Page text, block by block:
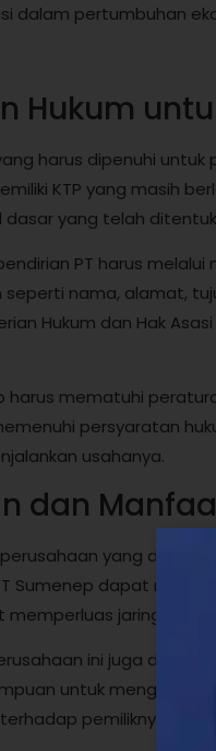
dalam pertumbuhan
Hukum
harus dipenuhi
KTP yang masih
dasar yang telah
PT harus
nama, alamat,
Hukum dan Hak
harus mematuhi
persyaratan
usahanya.
dan
yang
Sumenep dapat
jaringan
ini juga dapat
untuk
pemiliknya,